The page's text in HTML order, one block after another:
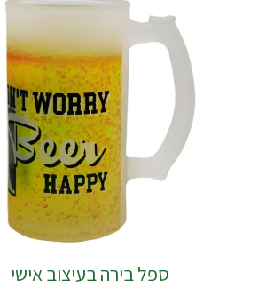
ספל בירה בעיצוב אישי